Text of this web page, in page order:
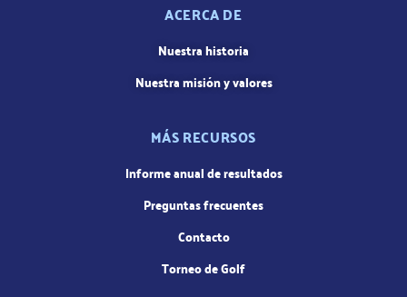
ACERCA DE
Nuestra historia
Nuestra misión y valores
MÁS RECURSOS
Informe anual de resultados
Preguntas frecuentes
Contacto
Torneo de Golf